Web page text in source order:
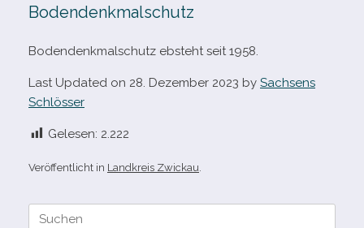
Bodendenkmalschutz
Bodendenkmalschutz ebsteht seit 1958.
Last Updated on 28. Dezember 2023 by Sachsens
Schlösser
Gelesen: 2.222
Veröffentlicht in Landkreis Zwickau
Suche